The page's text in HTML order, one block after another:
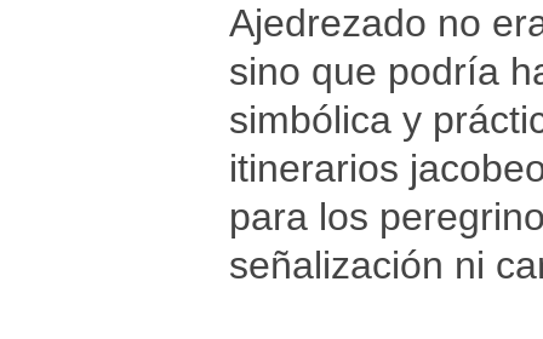
Ajedrezado no
sino que podría
simbólica y
itinerarios
para los
señalización ni